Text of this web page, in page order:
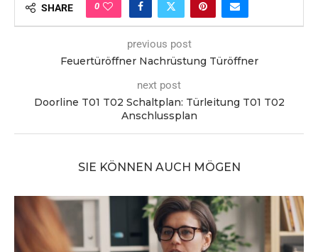
SHARE 0
previous post
Feuertüröffner Nachrüstung Türöffner
next post
Doorline T01 T02 Schaltplan: Türleitung T01 T02
Anschlussplan
SIE KÖNNEN AUCH MÖGEN